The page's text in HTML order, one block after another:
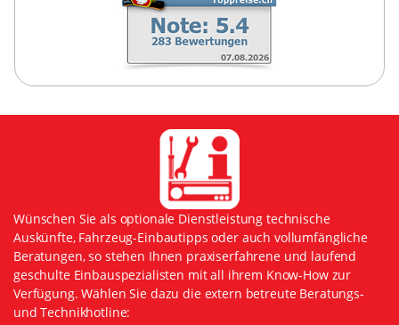
Wünschen Sie als optionale Dienstleistung technische
Auskünfte, Fahrzeug-Einbautipps oder auch vollumfängliche
Beratungen, so stehen Ihnen praxiserfahrene und laufend
geschulte Einbauspezialisten mit all ihrem Know-How zur
Verfügung. Wählen Sie dazu die extern betreute Beratungs-
und Technikhotline: